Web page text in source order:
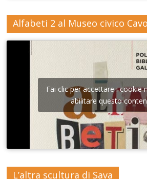
Alfabeti 2 al Museo civico
Fai clic per accettare i cookie
abilitare questo
L’altra scultura di Sava